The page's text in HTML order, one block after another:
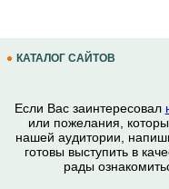
КАТАЛОГ САЙТОВ
Если Вас заинтересовал
или пожелания,
нашей аудитории,
готовы выступить в
рады